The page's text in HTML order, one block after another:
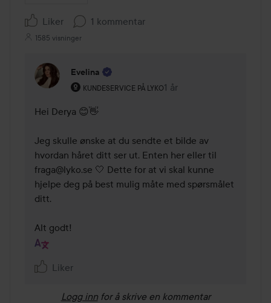
Liker 1 kommentar
1585 visninger
Evelina
KUNDESERVICE PÅ LYKO
Brukerens rolle: Kundeservice på Lyko.
1 år
Kommentaren lades 1 år
Hei Derya 😊👋
Jeg skulle ønske at du sendte et bilde av
hvordan håret ditt ser ut. Enten her eller til
fraga@lyko.se 🤍 Dette for at vi skal kunne
hjelpe deg på best mulig måte med spørsmålet
ditt.
Alt godt!
Liker
Logg inn for å skrive en kommentar